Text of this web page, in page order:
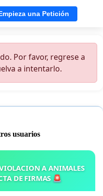
una Petición
Por favor, regrese a
a intentarlo.
usuarios
A ANIMALES
DE FIRMAS 🚨